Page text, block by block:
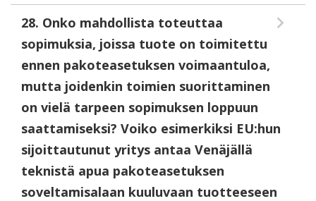
28. Onko mahdollista toteuttaa
sopimuksia, joissa tuote on toimitettu
ennen pakoteasetuksen voimaantuloa,
mutta joidenkin toimien suorittaminen
on vielä tarpeen sopimuksen loppuun
saattamiseksi? Voiko esimerkiksi EU:hun
sijoittautunut yritys antaa Venäjällä
teknistä apua pakoteasetuksen
soveltamisalaan kuuluvaan tuotteeseen